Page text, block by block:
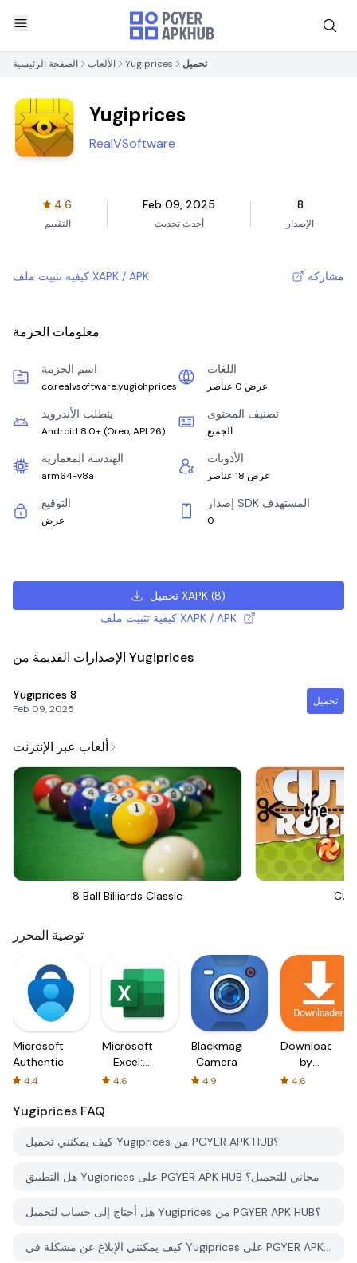
الصفحة الرئيسية الألعاب Yugiprices تحميل
Yugiprices
RealVSoftware
4.6
التقييم
Feb 09, 2025
أحدث تحديث
8
الإصدار
كيفية تثبيت ملف XAPK / APK مشاركة
معلومات الحزمة
اسم الحزمة
co.realvsoftware.yugiohprices
اللغات
عرض 0 عناصر
يتطلب الأندرويد
Android 8.0+ (Oreo, API 26)
تصنيف المحتوى
الجميع
الهندسة المعمارية
arm64-v8a
الأذونات
عرض 18 عناصر
التوقيع
عرض
إصدار SDK المستهدف
0
تحميل XAPK (8)
كيفية تثبيت ملف XAPK / APK
الإصدارات القديمة من Yugiprices
Yugiprices 8
Feb 09, 2025
تحميل
ألعاب عبر الإنترنت
8 Ball Billiards Classic Cut
توصية المحرر
Microsoft
Authenticator
4.4
Microsoft
Excel:
Spreadsheets
4.6
Blackmagic
Camera
4.9
Downloader
by
AFTVnews
4.6
Yugiprices FAQ
كيف يمكنني تحميل Yugiprices من PGYER APK HUB؟
هل التطبيق Yugiprices على PGYER APK HUB مجاني للتحميل؟
هل أحتاج إلى حساب لتحميل Yugiprices من PGYER APK HUB؟
كيف يمكنني الإبلاغ عن مشكلة في Yugiprices على PGYER APK HUB؟